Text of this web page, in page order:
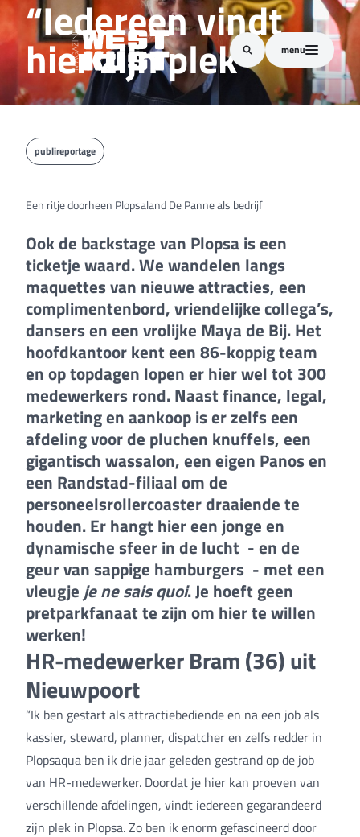
menu
“Iedereen vindt
hier zijn plek”
publireportage
Een ritje doorheen Plopsaland De Panne als bedrijf
Ook de backstage van Plopsa is een
ticketje waard. We wandelen langs
maquettes van nieuwe attracties, een
complimentenbord, vriendelijke collega’s,
dansers en een vrolijke Maya de Bij. Het
hoofdkantoor kent een 86-koppig team
en op topdagen lopen er hier wel tot 300
medewerkers rond. Naast finance, legal,
marketing en aankoop is er zelfs een
afdeling voor de pluchen knuffels, een
gigantisch wassalon, een eigen Panos en
een Randstad-filiaal om de
personeelsrollercoaster draaiende te
houden. Er hangt hier een jonge en
dynamische sfeer in de lucht - en de
geur van sappige hamburgers - met een
vleugje je ne sais quoi. Je hoeft geen
pretparkfanaat te zijn om hier te willen
werken!
HR-medewerker Bram (36) uit
Nieuwpoort
“Ik ben gestart als attractiebediende en na een job als
kassier, steward, planner, dispatcher en zelfs redder in
Plopsaqua ben ik drie jaar geleden gestrand op de job
van HR-medewerker. Doordat je hier kan proeven van
verschillende afdelingen, vindt iedereen gegarandeerd
zijn plek in Plopsa. Zo ben ik enorm gefascineerd door